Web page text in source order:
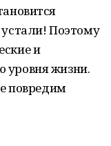
Поэтому
и
жизни.
повредим